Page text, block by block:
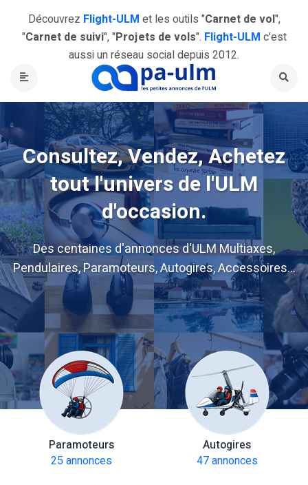
Découvrez Flight-ULM et les outils "Carnet de vol",
"Carnet de suivi", "Projets de vols". Flight-ULM c'est
aussi un réseau social depuis 2012.
Consultez, Vendez, Achetez
tout l'univers de l'ULM
d'occasion.
Des centaines d'annonces d'ULM Multiaxes,
Pendulaires, Paramoteurs, Autogires, Accessoires...
Paramoteurs
25 annonces
Autogires
47 annonces